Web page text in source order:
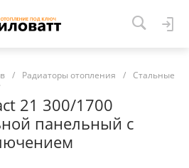
/ Радиаторы отопления / Стальные
21 300/1700
панельный с